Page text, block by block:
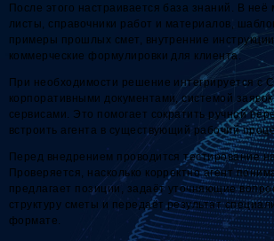
После этого настраивается база знаний. В неё
листы, справочники работ и материалов,
примеры прошлых смет, внутренние
коммерческие формулировки для клиента.
При необходимости решение интегрируется с
корпоративными документами, системой
сервисами. Это помогает сократить ручной
встроить агента в существующий рабочий
Перед внедрением проводится тестирование
Проверяется, насколько корректно агент
предлагает позиции, задаёт уточняющие
структуру сметы и передаёт результат
формате.